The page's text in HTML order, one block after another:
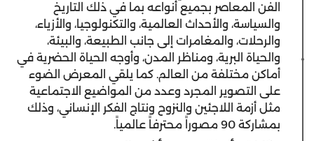
الفن المعاصر بجميع أنواعه بما في ذلك التاريخ
والسياسة، والأحداث العالمية، والتكنولوجيا، والأزياء،
والرحلات، والمغامرات إلى جانب الطبيعة، والبيئة،
والحياة البرية، ومناظر المدن، وأوجه الحياة الحضرية في
أماكن مختلفة من العالم. كما يلقي المعرض الضوء
على التصوير المجرد وعدد من المواضيع الاجتماعية
مثل أزمة اللاجئين والنزوح ونتاج الفكر الإنساني، وذلك
بمشاركة 90 مصوراً محترفاً عالمياً.